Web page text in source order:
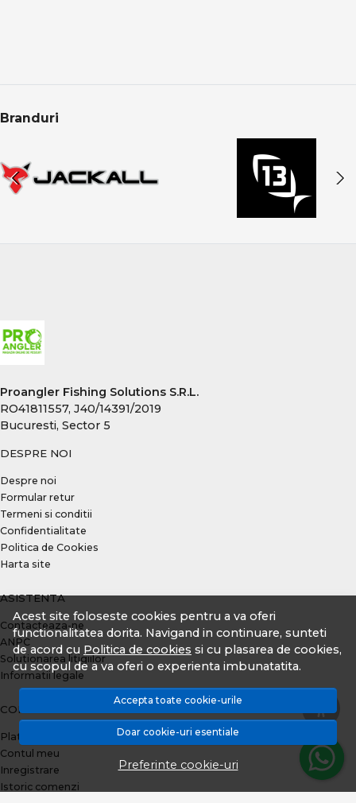
Acest site foloseste cookies pentru a va oferi
functionalitatea dorita. Navigand in continuare, sunteti
de acord cu Politica de cookies si cu plasarea de cookies,
cu scopul de a va oferi o experienta imbunatatita.
Accepta toate cookie-urile
Doar cookie-uri esentiale
Preferinte cookie-uri
Branduri
Proangler Fishing Solutions S.R.L.
RO41811557, J40/14391/2019
Bucuresti, Sector 5
DESPRE NOI
Despre noi
Formular retur
Termeni si conditii
Confidentialitate
Politica de Cookies
Harta site
ASISTENTA
Contacteaza-ne
ANPC
Solutionarea litigiilor
Informatii legale
CONT CLIENT
Plata prin TBI Bank
Contul meu
Inregistrare
Istoric comenzi